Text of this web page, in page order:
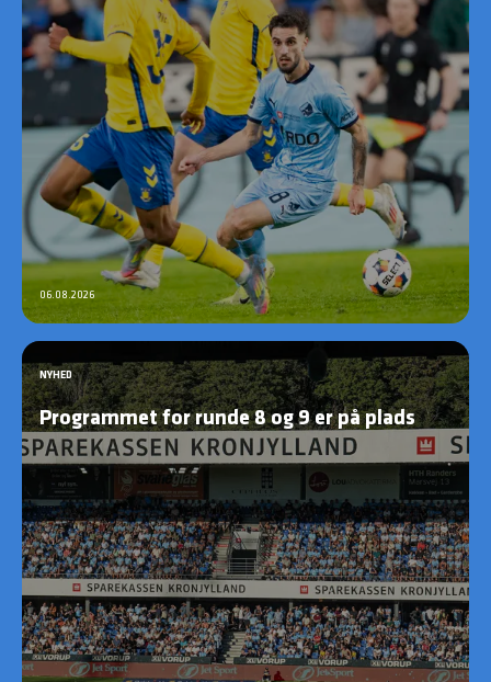
06.08.2026
NYHED
Programmet for runde 8 og 9 er på plads